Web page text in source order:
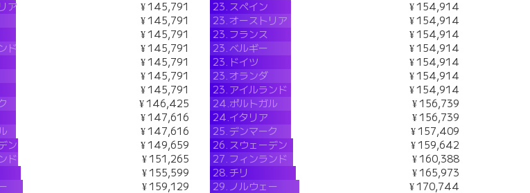
ア
¥ 145,791
¥ 145,791
¥ 145,791
ド
¥ 145,791
¥ 145,791
¥ 145,791
¥ 145,791
¥ 146,425
¥ 147,616
¥ 147,616
ン
¥ 149,659
ド
¥ 151,265
¥ 155,599
¥ 159,129
23. スペイン
¥ 154,914
23.オーストリア
¥ 154,914
23. フランス
¥ 154,914
23.ベルギー
¥ 154,914
23. ドイツ
¥ 154,914
23.オランダ
¥ 154,914
23. アイルランド
¥ 154,914
24.ポルトガル
¥ 156,739
24.イタリア
¥ 156,739
25.デンマーク
¥ 157,409
26. スウェーデン
¥ 159,642
27. フィンランド
¥ 160,388
28.チリ
¥ 165,973
29. ノルウェー
¥ 170,744